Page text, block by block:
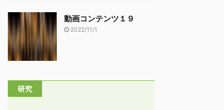
動画コンテンツ１９
2022/11/1
研究